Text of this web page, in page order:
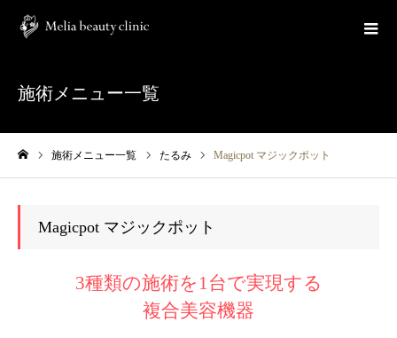
施術メニュー一覧
施術メニュー一覧 たるみ Magicpot マジックポット
Magicpot マジックポット
3種類の施術を1台で実現する
複合美容機器